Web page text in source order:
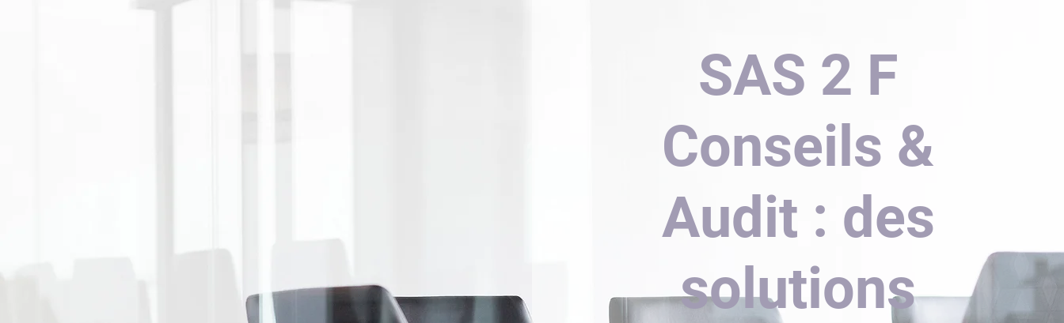
SAS 2 F
Conseils &
Audit : des
solutions